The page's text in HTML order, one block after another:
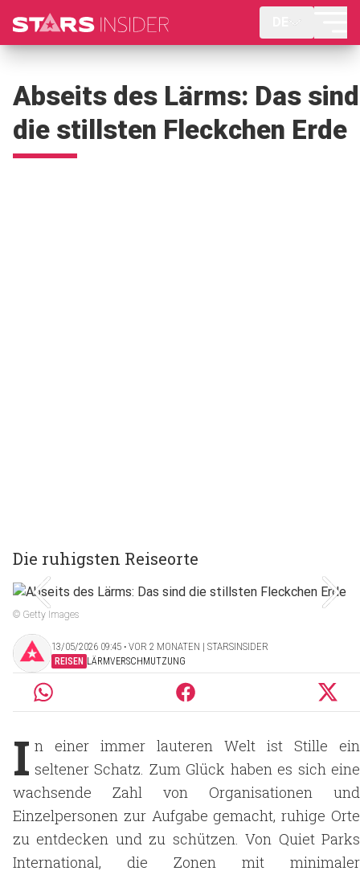
Abseits des Lärms: Das sind
die stillsten Fleckchen Erde
Die ruhigsten Reiseorte
© Getty Images
13/05/2026 09:45 ‧ VOR 2 MONATEN | STARSINSIDER
REISEN LÄRMVERSCHMUTZUNG
I n einer immer lauteren Welt ist Stille ein
seltener Schatz. Zum Glück haben es sich eine
wachsende Zahl von Organisationen und
Einzelpersonen zur Aufgabe gemacht, ruhige Orte
zu entdecken und zu schützen. Von Quiet Parks
International, die Zonen mit minimaler